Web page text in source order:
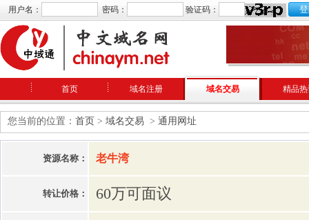
用户名： 密码： 验证码：
首页 域名注册 域名交易 精品
您当前的位置： 首页 > 域名交易 > 通用网址
资源名称： 老牛湾
转让价格： 60万可面议